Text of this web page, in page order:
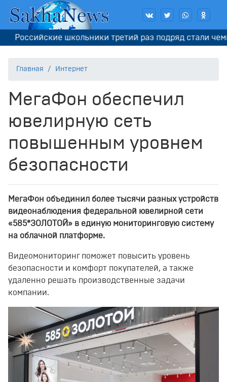
школьники третий раз подряд стали
Главная Интернет
МегаФон обеспечил
ювелирную сеть
повышенным уровнем
безопасности
МегаФон объединил более тысячи разных устройств
видеонаблюдения федеральной ювелирной сети
«585*ЗОЛОТОЙ» в единую мониторинговую систему
на облачной платформе.
Видеомониторинг поможет повысить уровень
безопасности и комфорт покупателей, а также
удаленно решать производственные задачи
компании.